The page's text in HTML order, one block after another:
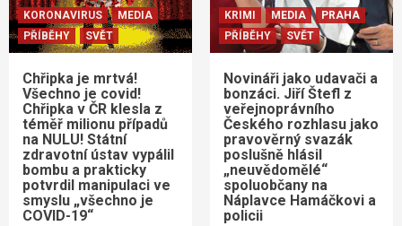
KORONAVIRUS
MEDIA
PŘÍBĚHY
SVĚT
Chřipka je mrtvá!
Všechno je covid!
Chřipka v ČR klesla z
téměř milionu případů
na NULU! Státní
zdravotní ústav vypálil
bombu a prakticky
potvrdil manipulaci ve
smyslu „všechno je
COVID-19“
KRIMI MEDIA
PRAHA
PŘÍBĚHY
SVĚT
Novináři jako udavači a
bonzáci. Jiří Štefl z
veřejnoprávního
Českého rozhlasu jako
pravověrný svazák
poslušně hlásil
„neuvědomělé“
spoluobčany na
Náplavce Hamáčkovi a
policii